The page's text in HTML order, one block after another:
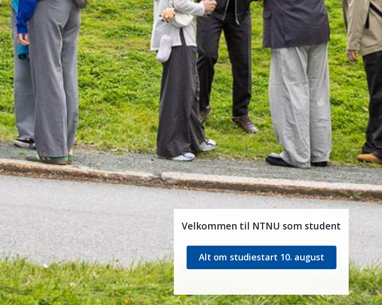
Velkommen til NTNU som student
Alt om studiestart 10. august